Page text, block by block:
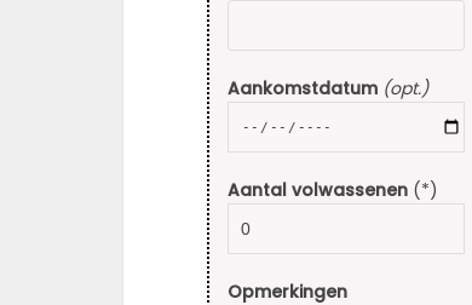
Aankomstdatum (opt.)
Aantal volwassenen (*)
Opmerkingen